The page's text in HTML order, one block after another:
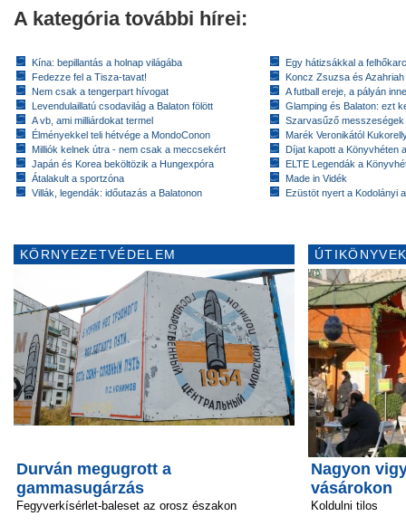
A kategória további hírei:
Kína: bepillantás a holnap világába
Fedezze fel a Tisza-tavat!
Nem csak a tengerpart hívogat
Levendulaillatú csodavilág a Balaton fölött
A vb, ami milliárdokat termel
Élményekkel teli hétvége a MondoConon
Milliók kelnek útra - nem csak a meccsekért
Japán és Korea beköltözik a Hungexpóra
Átalakult a sportzóna
Villák, legendák: időutazás a Balatonon
Egy hátizsákkal a
Koncz Zsuzsa és
A futball ereje, a pályán
Glamping és Balaton: ezt
Szarvasűző messzeségek
Marék Veronikától
Díjat kapott a Könyvhéten
ELTE Legendák a
Made in Vidék
Ezüstöt nyert a Kodolányi
KÖRNYEZETVÉDELEM
Durván megugrott a
gammasugárzás
Fegyverkísérlet-baleset az orosz északon
Nagyon
vásárokon
Koldulni tilos